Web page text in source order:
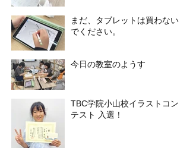
まだ、タブレットは買わない
でください。
今日の教室のようす
TBC学院小山校イラストコン
テスト 入選！